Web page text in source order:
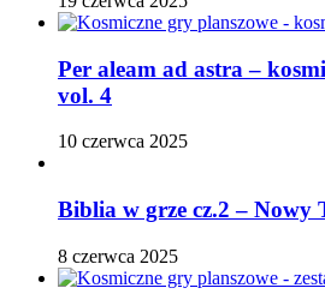
Per aleam ad astra –
vol. 4
10 czerwca 2025
Biblia w grze cz.2 – Nowy
8 czerwca 2025